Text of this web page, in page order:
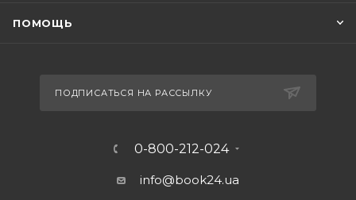
ПОМОЩЬ
ПОДПИСАТЬСЯ НА РАССЫЛКУ
0-800-212-024
info@book24.ua